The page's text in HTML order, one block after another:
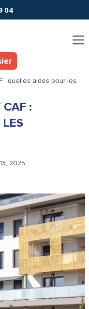
04
: quelles aides pour les
CAF :
2025